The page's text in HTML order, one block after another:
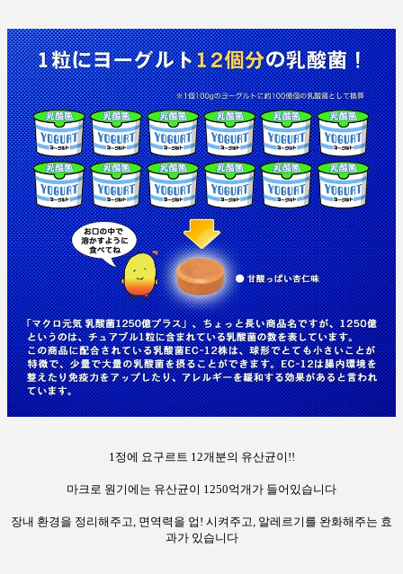
1정에 요구르트 12개분의 유산균이!!
마크로 원기에는 유산균이 1250억개가 들어있습니다
장내 환경을 정리해주고, 면역력을 업! 시켜주고, 알레르기를 완화해주는 효
과가 있습니다